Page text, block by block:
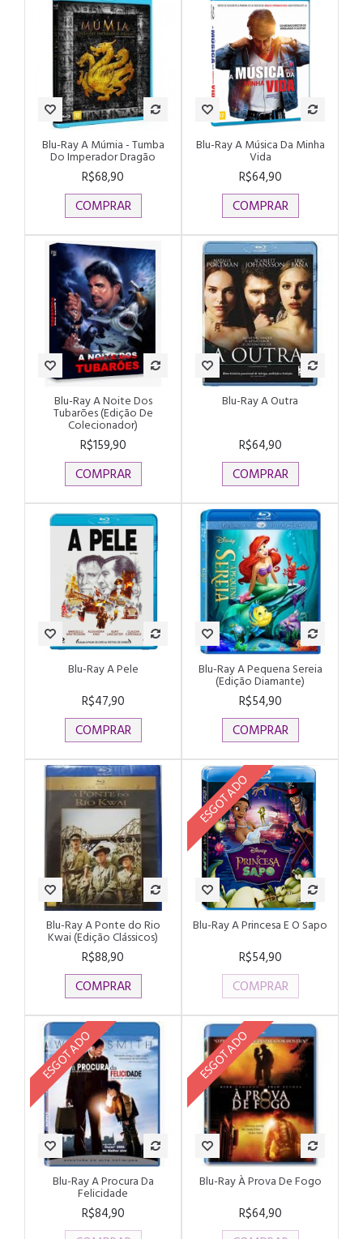
Blu-Ray A Múmia - Tumba
Do Imperador Dragão
R$68,90
COMPRAR
Blu-Ray A Música Da Minha
Vida
R$64,90
COMPRAR
Blu-Ray A Noite Dos
Tubarões (Edição De
Colecionador)
R$159,90
COMPRAR
Blu-Ray A Outra
R$64,90
COMPRAR
Blu-Ray A Pele
R$47,90
COMPRAR
Blu-Ray A Pequena Sereia
(Edição Diamante)
R$54,90
COMPRAR
Blu-Ray A Ponte do Rio
Kwai (Edição Clássicos)
R$88,90
COMPRAR
ESGOTADO
Blu-Ray A Princesa E O Sapo
R$54,90
COMPRAR
ESGOTADO
Blu-Ray A Procura Da
Felicidade
R$84,90
ESGOTADO
Blu-Ray À Prova De Fogo
R$64,90